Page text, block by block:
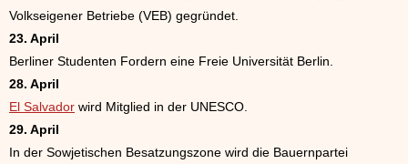
Volkseigener Betriebe (VEB) gegründet.
23. April
Berliner Studenten Fordern eine Freie Universität Berlin.
28. April
El Salvador wird Mitglied in der UNESCO.
29. April
In der Sowjetischen Besatzungszone wird die Bauernpartei